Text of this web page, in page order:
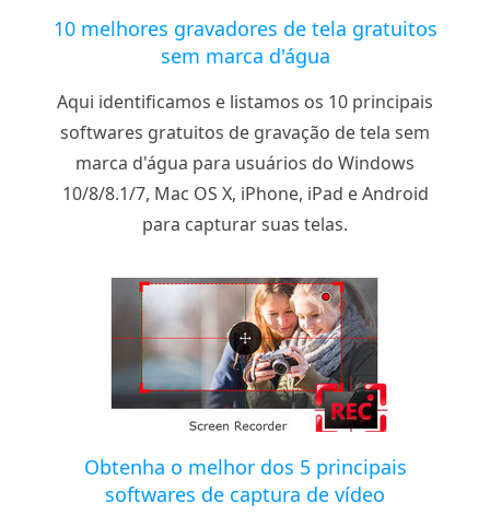
10 melhores gravadores de tela gratuitos
sem marca d'água
Aqui identificamos e listamos os 10 principais
softwares gratuitos de gravação de tela sem
marca d'água para usuários do Windows
10/8/8.1/7, Mac OS X, iPhone, iPad e Android
para capturar suas telas.
Obtenha o melhor dos 5 principais
softwares de captura de vídeo